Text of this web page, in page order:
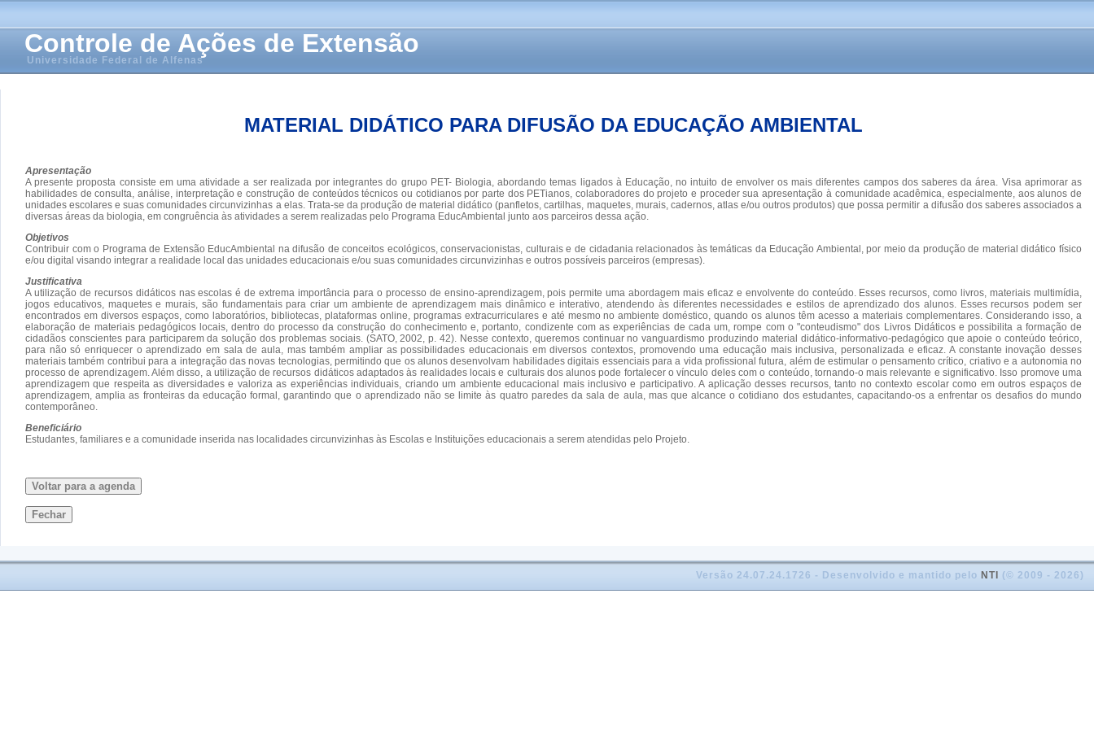
Controle de Ações de Extensão
Universidade Federal de Alfenas
MATERIAL DIDÁTICO PARA DIFUSÃO DA EDUCAÇÃO AMBIENTAL
Apresentação
A presente proposta consiste em uma atividade a ser realizada por integrantes do grupo PET- Biologia, abordando temas ligados à Educação, no intuito de envolver os mais diferentes campos dos saberes da área. Visa aprimorar as
habilidades de consulta, análise, interpretação e construção de conteúdos técnicos ou cotidianos por parte dos PETianos, colaboradores do projeto e proceder sua apresentação à comunidade acadêmica, especialmente, aos alunos de
unidades escolares e suas comunidades circunvizinhas a elas. Trata-se da produção de material didático (panfletos, cartilhas, maquetes, murais, cadernos, atlas e/ou outros produtos) que possa permitir a difusão dos saberes associados a
diversas áreas da biologia, em congruência às atividades a serem realizadas pelo Programa EducAmbiental junto aos parceiros dessa ação.
Objetivos
Contribuir com o Programa de Extensão EducAmbiental na difusão de conceitos ecológicos, conservacionistas, culturais e de cidadania relacionados às temáticas da Educação Ambiental, por meio da produção de material didático físico
e/ou digital visando integrar a realidade local das unidades educacionais e/ou suas comunidades circunvizinhas e outros possíveis parceiros (empresas).
Justificativa
A utilização de recursos didáticos nas escolas é de extrema importância para o processo de ensino-aprendizagem, pois permite uma abordagem mais eficaz e envolvente do conteúdo. Esses recursos, como livros, materiais multimídia,
jogos educativos, maquetes e murais, são fundamentais para criar um ambiente de aprendizagem mais dinâmico e interativo, atendendo às diferentes necessidades e estilos de aprendizado dos alunos. Esses recursos podem ser
encontrados em diversos espaços, como laboratórios, bibliotecas, plataformas online, programas extracurriculares e até mesmo no ambiente doméstico, quando os alunos têm acesso a materiais complementares. Considerando isso, a
elaboração de materiais pedagógicos locais, dentro do processo da construção do conhecimento e, portanto, condizente com as experiências de cada um, rompe com o "conteudismo" dos Livros Didáticos e possibilita a formação de
cidadãos conscientes para participarem da solução dos problemas sociais. (SATO, 2002, p. 42). Nesse contexto, queremos continuar no vanguardismo produzindo material didático-informativo-pedagógico que apoie o conteúdo teórico,
para não só enriquecer o aprendizado em sala de aula, mas também ampliar as possibilidades educacionais em diversos contextos, promovendo uma educação mais inclusiva, personalizada e eficaz. A constante inovação desses
materiais também contribui para a integração das novas tecnologias, permitindo que os alunos desenvolvam habilidades digitais essenciais para a vida profissional futura, além de estimular o pensamento crítico, criativo e a autonomia no
processo de aprendizagem. Além disso, a utilização de recursos didáticos adaptados às realidades locais e culturais dos alunos pode fortalecer o vínculo deles com o conteúdo, tornando-o mais relevante e significativo. Isso promove uma
aprendizagem que respeita as diversidades e valoriza as experiências individuais, criando um ambiente educacional mais inclusivo e participativo. A aplicação desses recursos, tanto no contexto escolar como em outros espaços de
aprendizagem, amplia as fronteiras da educação formal, garantindo que o aprendizado não se limite às quatro paredes da sala de aula, mas que alcance o cotidiano dos estudantes, capacitando-os a enfrentar os desafios do mundo
contemporâneo.
Beneficiário
Estudantes, familiares e a comunidade inserida nas localidades circunvizinhas às Escolas e Instituições educacionais a serem atendidas pelo Projeto.
Voltar para a agenda
Fechar
Versão 24.07.24.1726 - Desenvolvido e mantido pelo NTI (© 2009 - 2026)